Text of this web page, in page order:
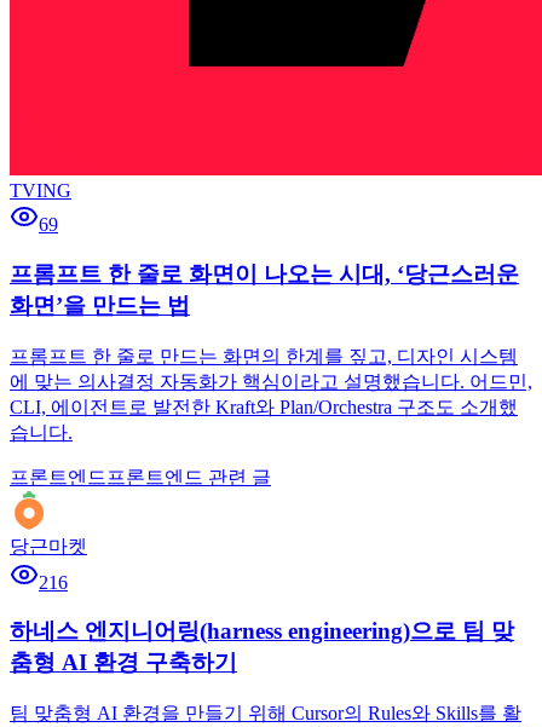
TVING
69
프롬프트 한 줄로 화면이 나오는 시대, ‘당근스러운
화면’을 만드는 법
프롬프트 한 줄로 만드는 화면의 한계를 짚고, 디자인 시스템
에 맞는 의사결정 자동화가 핵심이라고 설명했습니다. 어드민,
CLI, 에이전트로 발전한 Kraft와 Plan/Orchestra 구조도 소개했
습니다.
프론트엔드 프론트엔드 관련 글
당근마켓
216
하네스 엔지니어링(harness engineering)으로 팀 맞
춤형 AI 환경 구축하기
팀 맞춤형 AI 환경을 만들기 위해 Cursor의 Rules와 Skills를 활